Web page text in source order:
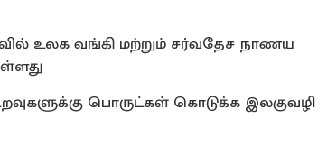
உலக வங்கி மற்றும் சர்வதேச நாணய
பொருட்கள் கொடுக்க இலகுவழி